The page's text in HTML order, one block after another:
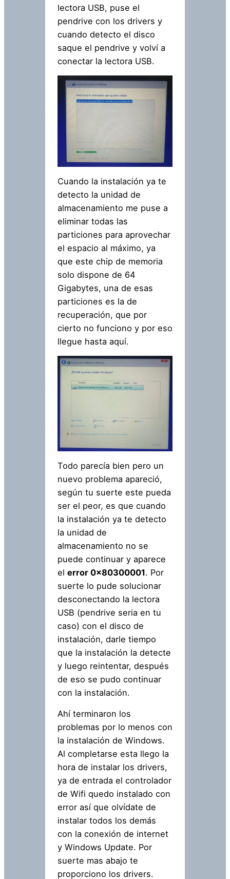
lectora USB, puse el
pendrive con los drivers y
cuando detecto el disco
saque el pendrive y volví a
conectar la lectora USB.
Cuando la instalación ya te
detecto la unidad de
almacenamiento me puse a
eliminar todas las
particiones para aprovechar
el espacio al máximo, ya
que este chip de memoria
solo dispone de 64
Gigabytes, una de esas
particiones es la de
recuperación, que por
cierto no funciono y por eso
llegue hasta aquí.
Todo parecía bien pero un
nuevo problema apareció,
según tu suerte este pueda
ser el peor, es que cuando
la instalación ya te detecto
la unidad de
almacenamiento no se
puede continuar y aparece
el error 0x80300001. Por
suerte lo pude solucionar
desconectando la lectora
USB (pendrive seria en tu
caso) con el disco de
instalación, darle tiempo
que la instalación la detecte
y luego reintentar, después
de eso se pudo continuar
con la instalación.
Ahí terminaron los
problemas por lo menos con
la instalación de Windows.
Al completarse esta llego la
hora de instalar los drivers,
ya de entrada el controlador
de Wifi quedo instalado con
error así que olvídate de
instalar todos los demás
con la conexión de internet
y Windows Update. Por
suerte mas abajo te
proporciono los drivers.